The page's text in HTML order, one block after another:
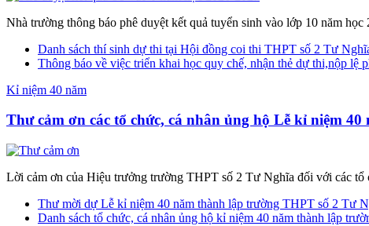
Nhà trường thông báo phê duyệt kết quả tuyển sinh vào lớp 10 năm học
Danh sách thí sinh dự thi tại Hội đồng coi thi THPT số 2 Tư
Thông báo về việc triển khai học quy chế, nhận thẻ dự thi,nộp
Kỉ niệm 40 năm
Thư cảm ơn các tổ chức, cá nhân ủng hộ Lễ kỉ niệm
Lời cảm ơn của Hiệu trưởng trường THPT số 2 Tư Nghĩa đối với các
Thư mời dự Lễ kỉ niệm 40 năm thành lập trường THPT số 2 Tư
Danh sách tổ chức, cá nhân ủng hộ kỉ niệm 40 năm thành lập